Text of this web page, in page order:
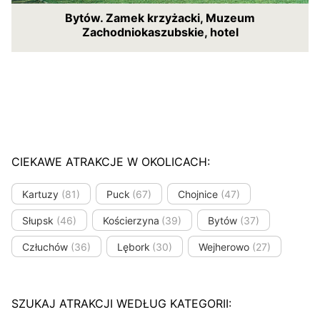
Bytów. Zamek krzyżacki, Muzeum
Zachodniokaszubskie, hotel
CIEKAWE ATRAKCJE W OKOLICACH:
Kartuzy (81) Puck (67) Chojnice (47)
Słupsk (46) Kościerzyna (39) Bytów (37)
Człuchów (36) Lębork (30) Wejherowo (27)
SZUKAJ ATRAKCJI WEDŁUG KATEGORII: